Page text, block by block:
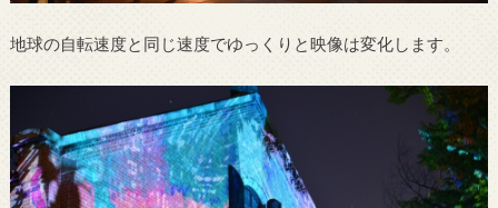
地球の自転速度と同じ速度でゆっくりと映像は変化します。